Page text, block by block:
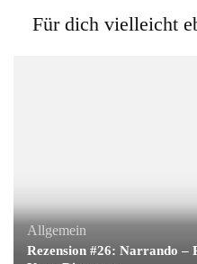
Für dich vielleicht
Allgemein
Rezension #26: Narrando –